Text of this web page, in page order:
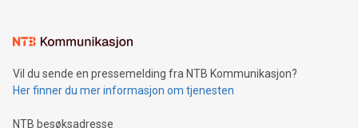
Vil du sende en pressemelding fra NTB Kommunikasjon?
Her finner du mer informasjon om tjenesten
NTB besøksadresse